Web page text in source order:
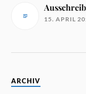
15. APRIL
ARCHIV